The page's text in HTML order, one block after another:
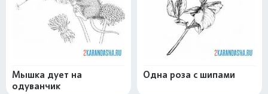
Мышка дует на
одуванчик
Одна роза с шипами